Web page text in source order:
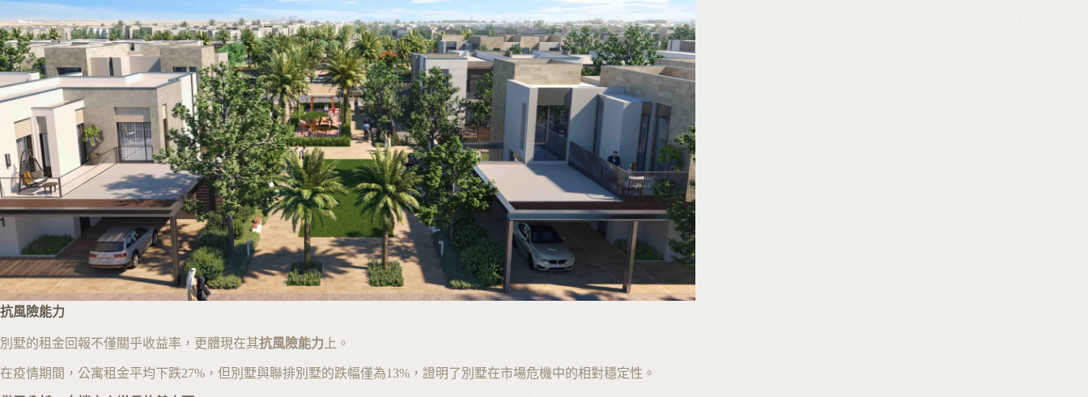
抗風險能力
別墅的租金回報不僅關乎收益率，更體現在其抗風險能力 上。
在疫情期間，公寓租金平均下跌27%，但別墅與聯排別墅的跌幅僅為13%，證明了別墅在市場危機中的相對穩定性。